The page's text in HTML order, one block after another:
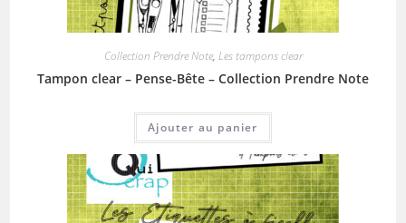
Collection Prendre Note, Les tampons clear
Tampon clear – Pense-Bête – Collection Prendre Note
Ajouter au panier